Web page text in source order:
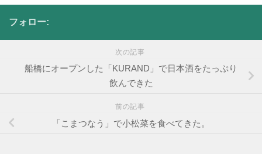
フォロー:
次の記事
船橋にオープンした「KURAND」で日本酒をたっぷり
飲んできた
前の記事
「こまつなう」で小松菜を食べてきた。